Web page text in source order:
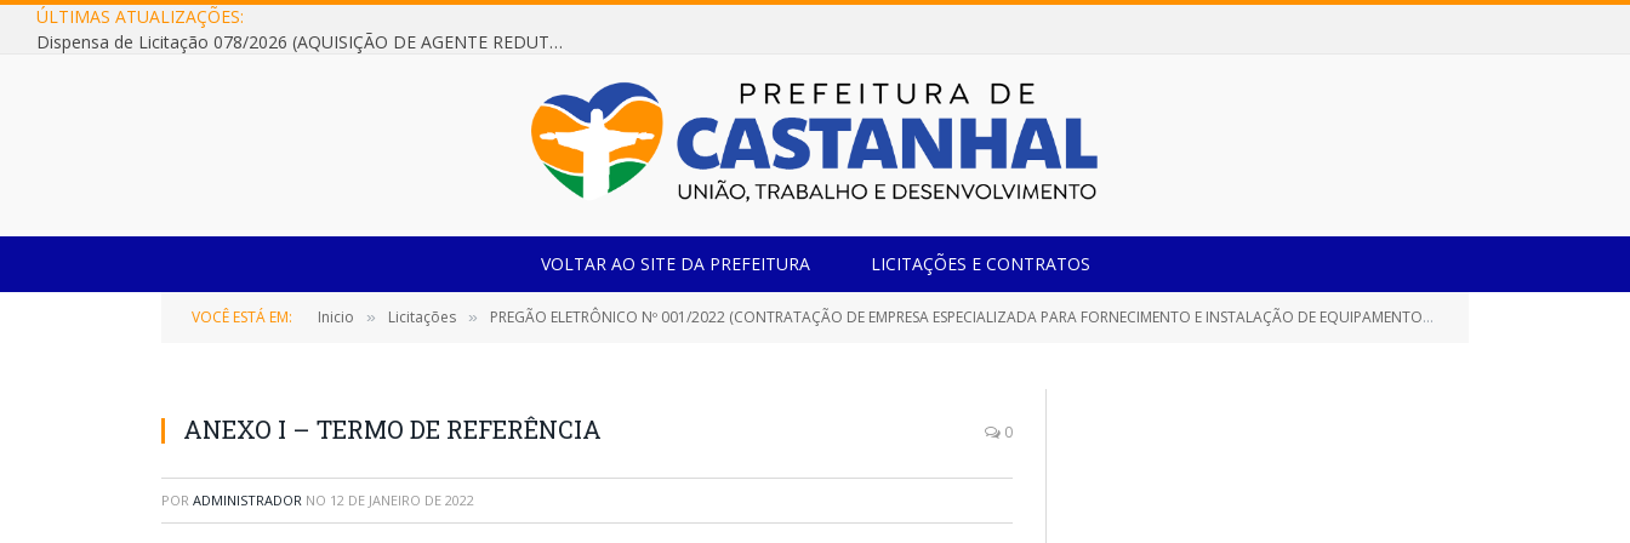
ÚLTIMAS ATUALIZAÇÕES:
Dispensa de Licitação 078/2026 (AQUISIÇÃO DE AGENTE REDUTOR LÍQUIDO AUTOMOTIVO – ARLA 32, PARA ATENDER A FROTA OFICIAL DE VEÍCULOS DA SECRETARIA MUNICIPAL DE EDUCAÇÃO DO MUNICÍPIO DE CASTANHAL/PA)
VOLTAR AO SITE DA PREFEITURA LICITAÇÕES E CONTRATOS
VOCÊ ESTÁ EM: Inicio » Licitações » PREGÃO ELETRÔNICO Nº 001/2022 (CONTRATAÇÃO DE EMPRESA ESPECIALIZADA PARA FORNECIMENTO E INSTALAÇÃO DE EQUIPAMENTOS DE ACADEMIA AO AR LIVRE NESTE MUNICÍPIO DE CASTANHAL/PA)
ANEXO I – TERMO DE REFERÊNCIA 0
POR ADMINISTRADOR NO 12 DE JANEIRO DE 2022